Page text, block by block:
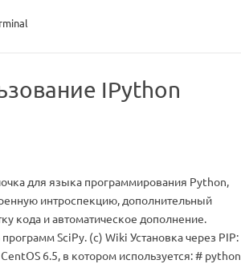
IPython
для языка программирования Python,
интроспекцию, дополнительный
кода и автоматическое дополнение.
SciPy. (c) Wiki Установка через PIP:
6.5, в котором используется: # python